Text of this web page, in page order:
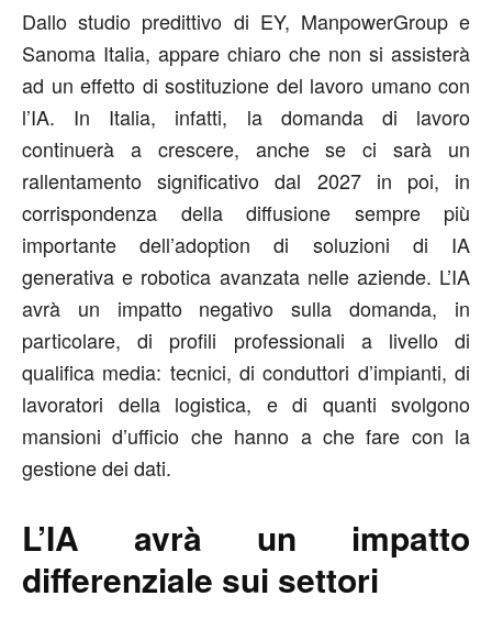
Dallo studio predittivo di EY, ManpowerGroup e
Sanoma Italia, appare chiaro che non si assisterà
ad un effetto di sostituzione del lavoro umano con
l’IA. In Italia, infatti, la domanda di lavoro
continuerà a crescere, anche se ci sarà un
rallentamento significativo dal 2027 in poi, in
corrispondenza della diffusione sempre più
importante dell’adoption di soluzioni di IA
generativa e robotica avanzata nelle aziende. L’IA
avrà un impatto negativo sulla domanda, in
particolare, di profili professionali a livello di
qualifica media: tecnici, di conduttori d’impianti, di
lavoratori della logistica, e di quanti svolgono
mansioni d’ufficio che hanno a che fare con la
gestione dei dati.
L’IA avrà un impatto
differenziale sui settori